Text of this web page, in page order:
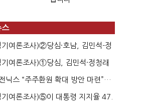
스
기여론조사)②당심·호남, 김민석-정
'초접전'...
기여론조사)①당심, 김민석·정청래
접전'…대통령 ...
닉스 “주주환원 확대 방안 마련”…
터에 성명...
기여론조사)⑤이 대통령 지지율 47.